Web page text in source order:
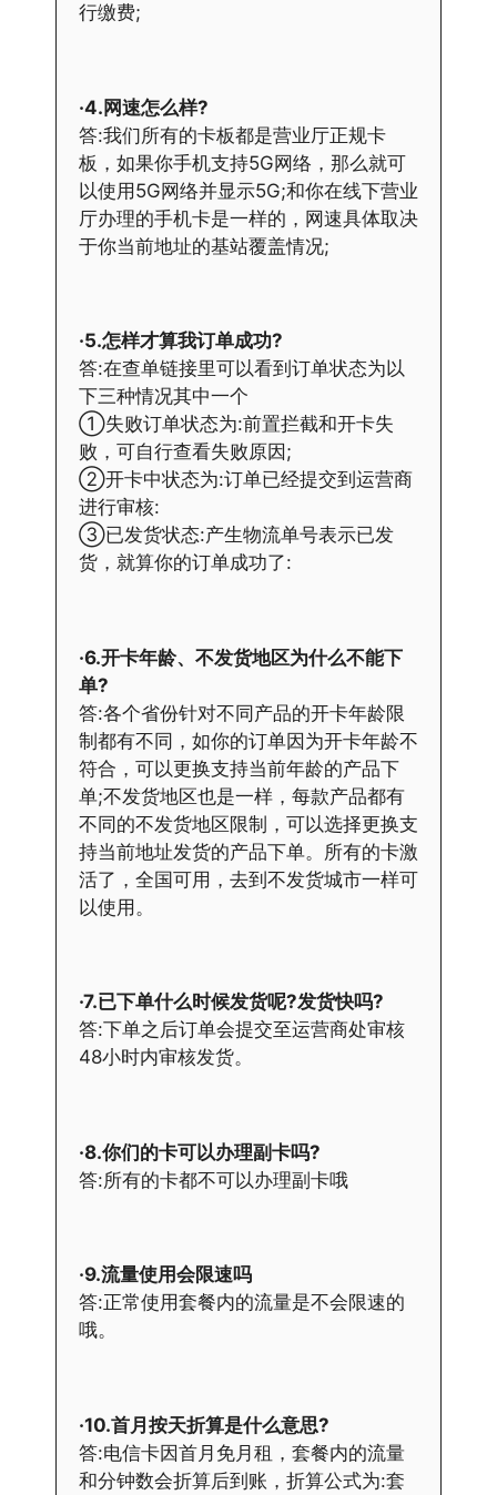
行缴费;
·4.网速怎么样?
答:我们所有的卡板都是营业厅正规卡
板，如果你手机支持5G网络，那么就可
以使用5G网络并显示5G;和你在线下营业
厅办理的手机卡是一样的，网速具体取决
于你当前地址的基站覆盖情况;
·5.怎样才算我订单成功?
答:在查单链接里可以看到订单状态为以
下三种情况其中一个
①失败订单状态为:前置拦截和开卡失
败，可自行查看失败原因;
②开卡中状态为:订单已经提交到运营商
进行审核:
③已发货状态:产生物流单号表示已发
货，就算你的订单成功了:
·6.开卡年龄、不发货地区为什么不能下
单?
答:各个省份针对不同产品的开卡年龄限
制都有不同，如你的订单因为开卡年龄不
符合，可以更换支持当前年龄的产品下
单;不发货地区也是一样，每款产品都有
不同的不发货地区限制，可以选择更换支
持当前地址发货的产品下单。所有的卡激
活了，全国可用，去到不发货城市一样可
以使用。
·7.已下单什么时候发货呢?发货快吗?
答:下单之后订单会提交至运营商处审核
48小时内审核发货。
·8.你们的卡可以办理副卡吗?
答:所有的卡都不可以办理副卡哦
·9.流量使用会限速吗
答:正常使用套餐内的流量是不会限速的
哦。
·10.首月按天折算是什么意思?
答:电信卡因首月免月租，套餐内的流量
和分钟数会折算后到账，折算公式为:套